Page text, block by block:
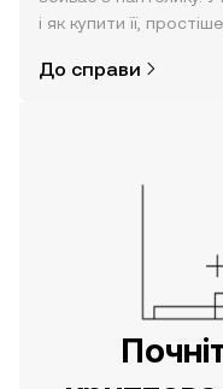
і як купити її,
за допомогою
До справи